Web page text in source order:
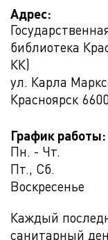
Адрес:
библиотека
КК)
ул. Карла
Красноярск
График работы:
Пн. - Чт.
Пт., Сб.
Воскресенье
Каждый
санитарный